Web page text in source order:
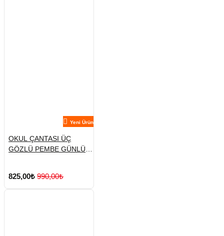
Yeni Ürün
OKUL ÇANTASI ÜÇ
GÖZLÜ PEMBE GÜNLÜK
825,00₺ 990,00₺